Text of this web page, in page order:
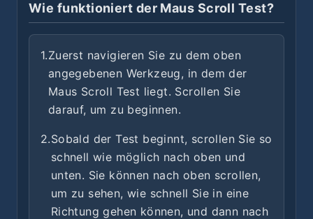
Wie funktioniert der Maus Scroll Test?
1.Zuerst navigieren Sie zu dem oben
angegebenen Werkzeug, in dem der
Maus Scroll Test liegt. Scrollen Sie
darauf, um zu beginnen.
2.Sobald der Test beginnt, scrollen Sie so
schnell wie möglich nach oben und
unten. Sie können nach oben scrollen,
um zu sehen, wie schnell Sie in eine
Richtung gehen können, und dann nach